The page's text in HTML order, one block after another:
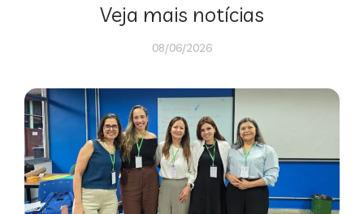
Veja mais notícias
08/06/2026